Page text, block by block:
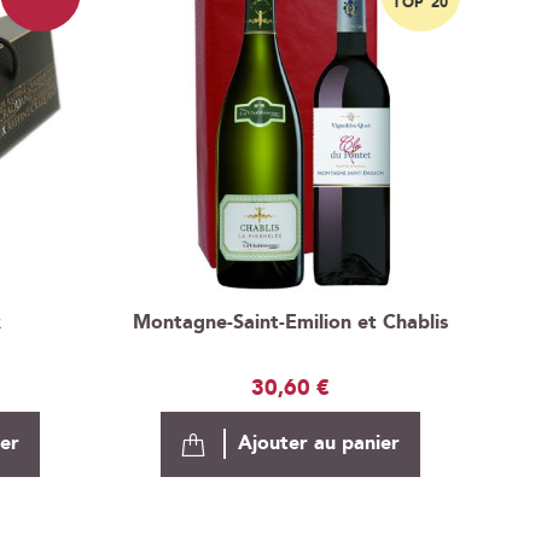
Montagne-Saint-Emilion et Chablis
30,60 €
Ajouter au panier